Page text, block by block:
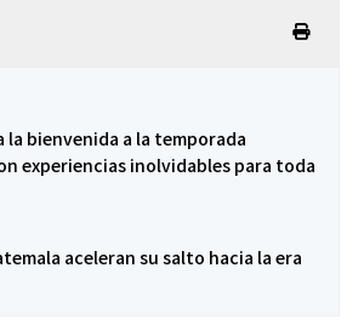
la bienvenida a la temporada
experiencias inolvidables para toda
aceleran su salto hacia la era